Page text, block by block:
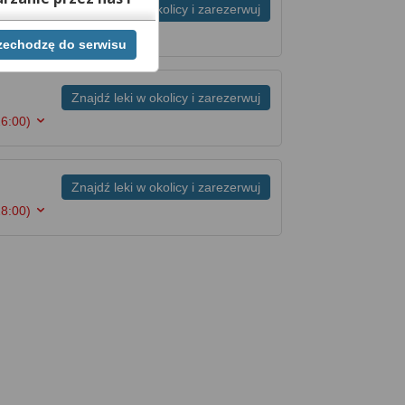
Znajdź leki w okolicy i zarezerwuj
Znajdź leki w okolicy i zarezerwuj
Znajdź leki w okolicy i zarezerwuj
chwili cofnąć,
Jeżeli chcesz
tego dokonać
do serwisu